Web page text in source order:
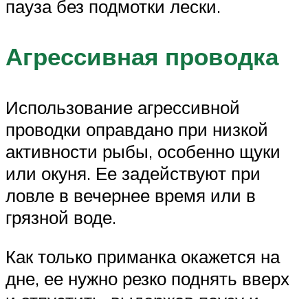
пауза без подмотки лески.
Агрессивная проводка
Использование агрессивной
проводки оправдано при низкой
активности рыбы, особенно щуки
или окуня. Ее задействуют при
ловле в вечернее время или в
грязной воде.
Как только приманка окажется на
дне, ее нужно резко поднять вверх